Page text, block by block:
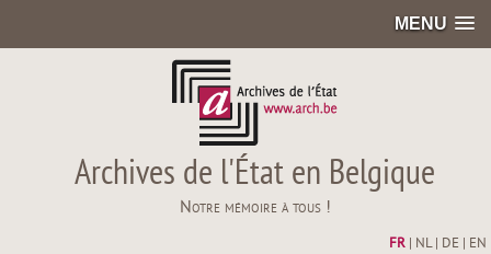
MENU
Archives de l'État en Belgique
Notre mémoire à tous !
FR| NL| DE EN